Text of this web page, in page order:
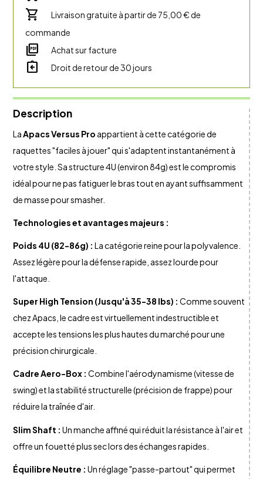
shopping_cart
Livraison gratuite à partir de 75,00 € de
commande
picture_as_pdf Achat sur facture
assignment_return Droit de retour de 30 jours
Description
La Apacs Versus Pro appartient à cette catégorie de
raquettes "faciles à jouer" qui s'adaptent instantanément à
votre style. Sa structure 4U (environ 84g) est le compromis
idéal pour ne pas fatiguer le bras tout en ayant suffisamment
de masse pour smasher.
Technologies et avantages majeurs :
Poids 4U (82-86g) : La catégorie reine pour la polyvalence.
Assez légère pour la défense rapide, assez lourde pour
l'attaque.
Super High Tension (Jusqu'à 35-38 lbs) : Comme souvent
chez Apacs, le cadre est virtuellement indestructible et
accepte les tensions les plus hautes du marché pour une
précision chirurgicale.
Cadre Aero-Box : Combine l'aérodynamisme (vitesse de
swing) et la stabilité structurelle (précision de frappe) pour
réduire la traînée d'air.
Slim Shaft : Un manche affiné qui réduit la résistance à l'air et
offre un fouetté plus sec lors des échanges rapides.
Équilibre Neutre : Un réglage "passe-partout" qui permet